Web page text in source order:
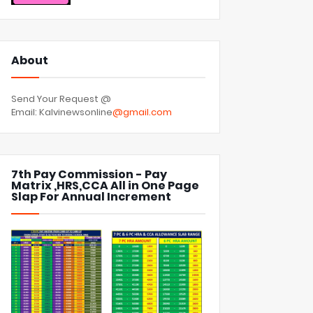
About
Send Your Request @
Email: Kalvinewsonline@gmail.com
7th Pay Commission - Pay
Matrix ,HRS,CCA All in One Page
Slap For Annual Increment